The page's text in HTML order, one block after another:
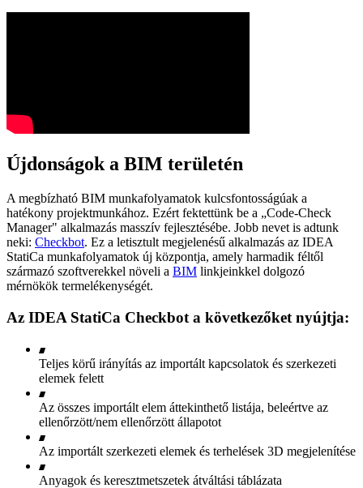
Újdonságok a BIM területén
A megbízható BIM munkafolyamatok kulcsfontosságúak a
hatékony projektmunkához. Ezért fektettünk be a „Code-Check
Manager" alkalmazás masszív fejlesztésébe. Jobb nevet is adtunk
neki: Checkbot. Ez a letisztult megjelenésű alkalmazás az IDEA
StatiCa munkafolyamatok új központja, amely harmadik féltől
származó szoftverekkel növeli a BIM linkjeinkkel dolgozó
mérnökök termelékenységét.
Az IDEA StatiCa Checkbot a következőket nyújtja:
Teljes körű irányítás az importált kapcsolatok és szerkezeti
elemek felett
Az összes importált elem áttekinthető listája, beleértve az
ellenőrzött/nem ellenőrzött állapotot
Az importált szerkezeti elemek és terhelések 3D megjelenítése
Anyagok és keresztmetszetek átváltási táblázata